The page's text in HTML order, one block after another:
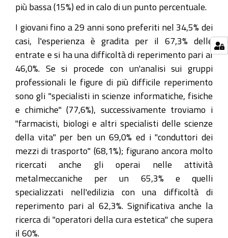
più bassa (15%) ed in calo di un punto percentuale.
I giovani fino a 29 anni sono preferiti nel 34,5% dei
casi, l'esperienza è gradita per il 67,3% delle
entrate e si ha una difficoltà di reperimento pari al
46,0%. Se si procede con un'analisi sui gruppi
professionali le figure di più difficile reperimento
sono gli "specialisti in scienze informatiche, fisiche
e chimiche" (77,6%), successivamente troviamo i
"farmacisti, biologi e altri specialisti delle scienze
della vita" per ben un 69,0% ed i "conduttori dei
mezzi di trasporto" (68,1%); figurano ancora molto
ricercati anche gli operai nelle attività
metalmeccaniche per un 65,3% e quelli
specializzati nell'edilizia con una difficoltà di
reperimento pari al 62,3%. Significativa anche la
ricerca di "operatori della cura estetica" che supera
il 60%.